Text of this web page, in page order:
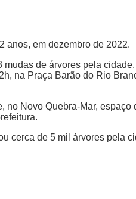
anos, em dezembro de 2022.
de árvores pela
na Praça Barão do Rio
Novo Quebra-Mar,
cerca de 5 mil árvores pela